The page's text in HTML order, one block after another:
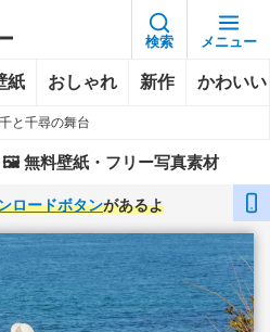
検索 メニュー
紙 おしゃれ 新作 かわいい
と千尋の舞台
🖼️ 無料壁紙・フリー写真素材
ロードボタンがあるよ